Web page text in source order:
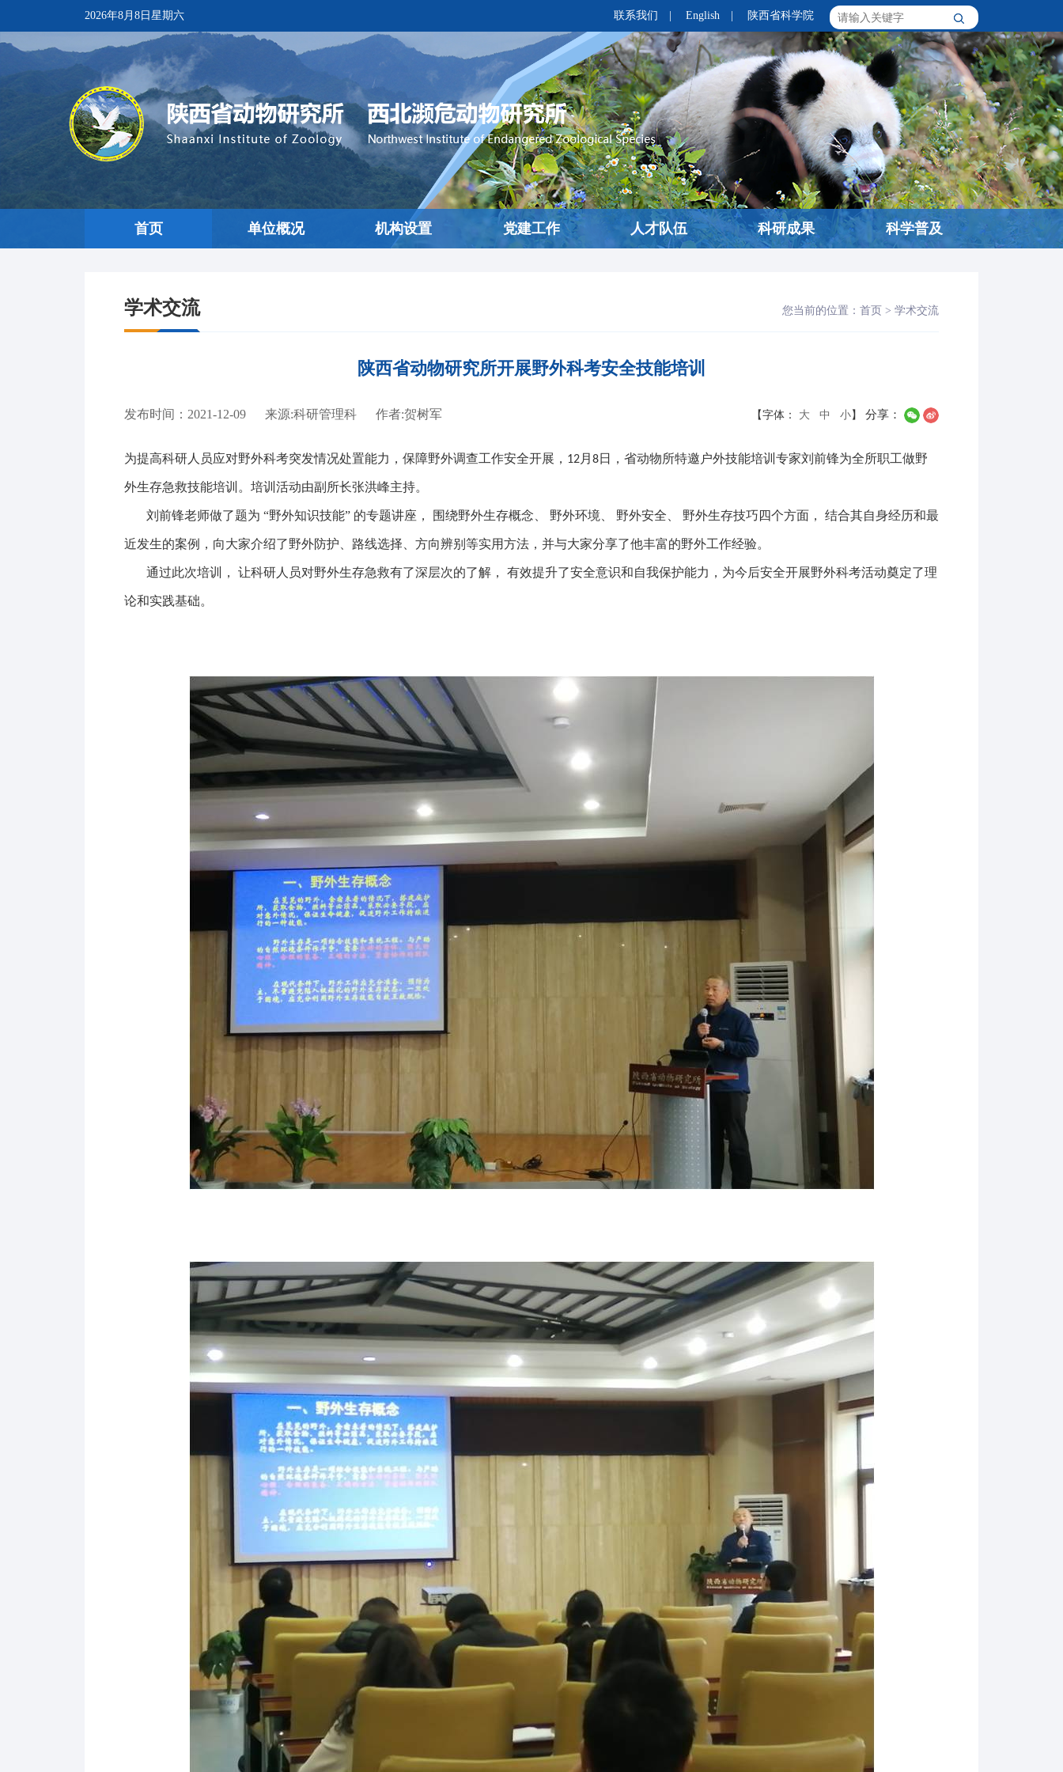
2026年8月8日星期六 联系我们 English 陕西省科学院
首页 单位概况 机构设置 党建工作 人才队伍 科研成果 科学普及
您当前的位置： 首页 > 学术交流
学术交流
陕西省动物研究所开展野外科考安全技能培训
发布时间：2021-12-09 来源:科研管理科 作者:贺树军 【字体： 大 中 小】 分享：
为提高科研人员应对野外科考突发情况处置能力，保障野外调查工作安全开展， 12月 8日，省动物所特邀户外技能培训专家刘前锋为全所职工做野
外生存急救技能培训。培训活动由副所长张洪峰主持。
刘前锋老师做了题为 “野外知识技能” 的专题讲座， 围绕野外生存概念、 野外环境、 野外安全、 野外生存技巧四个方面， 结合其自身经历和最
近发生的案例，向大家介绍了野外防护、路线选择、方向辨别等实用方法，并与大家分享了他丰富的野外工作经验。
通过此次培训， 让科研人员对野外生存急救有了深层次的了解， 有效提升了安全意识和自我保护能力，为今后安全开展野外科考活动奠定了理
论和实践基础。